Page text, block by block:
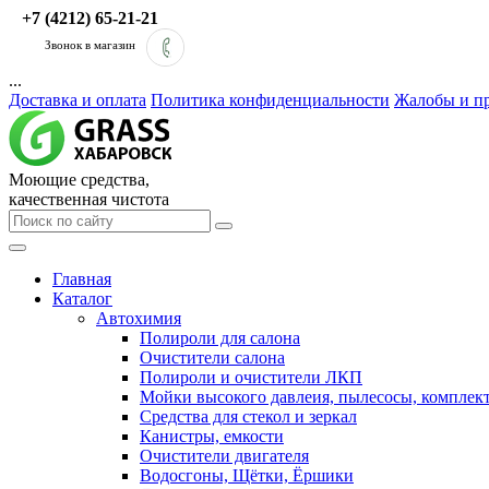
+7 (4212) 65-21-21
Звонок в магазин
...
Доставка и оплата Политика конфиденциальности Жалобы и
Моющие средства,
качественная чистота
Главная
Каталог
Автохимия
Полироли для салона
Очистители салона
Полироли и очистители ЛКП
Мойки высокого давлеия, пылесосы,
Средства для стекол и зеркал
Канистры, емкости
Очистители двигателя
Водосгоны, Щётки, Ёршики